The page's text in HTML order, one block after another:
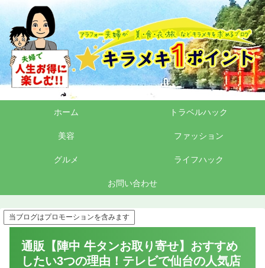
ホーム トラベルハック
美容 ファッション
グルメ ライフハック
お問い合わせ
当ブログはプロモーションを含みます
通販【陣中 牛タンお取り寄せ】おすすめ
したい3つの理由！テレビで仙台の人気店